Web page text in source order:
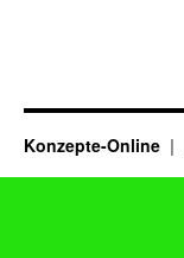
Konzepte-Online